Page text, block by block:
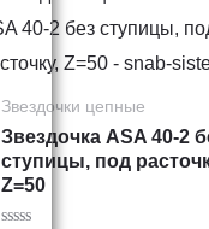
Звездочки цепные
Звездочка ASA 40-2
ступицы, под
Z=50